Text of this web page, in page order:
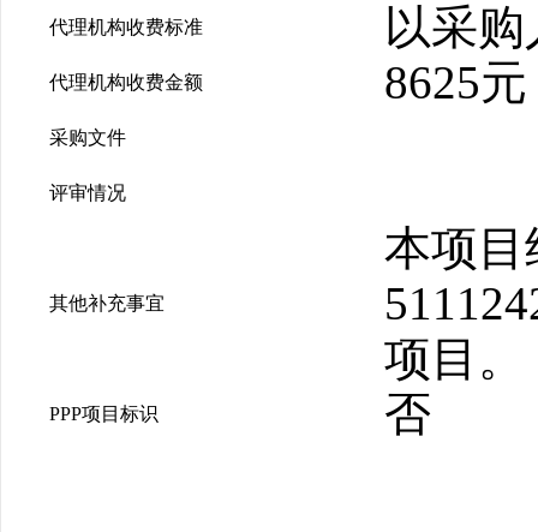
代理机构收费标准 以采
代理机构收费金额 8625元
采购文件
评审情况
其他补充事宜
本项目
项目。
PPP项目标识 否